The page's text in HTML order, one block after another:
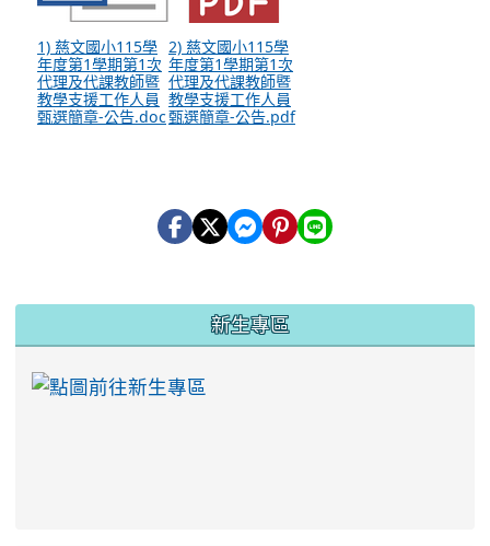
1) 慈文國小115學
年度第1學期第1次
代理及代課教師暨
教學支援工作人員
甄選簡章-公告.doc
2) 慈文國小115學
年度第1學期第1次
代理及代課教師暨
教學支援工作人員
甄選簡章-公告.pdf
新生專區